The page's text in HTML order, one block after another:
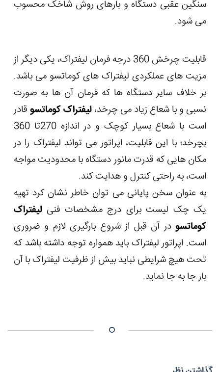
سنگین عقبی دستگاه و بارهای روش شاخک محسوب
می شود.
قابلیت چرخش 360 درجه فرمان لیفتراک، یکی دیگر از
مزیت های عملکردی لیفتراک های کوماتسو می باشد.
بر خلاف سایر دستگاه ها که فرمان آن ها به صورت
نسبی و با شعاع زیاد می چرخد،لیفتراک کوماتسوقادر
است با شعاع بسیار کوچک و در اندازه 270تا 360
بچرخد؛ با این قابلیت، اپراتور می تواند لیفتراک را در
مکان هایی که قدرت مانور دستگاه با محدودیت مواجه
است، به راحتی کنترل و هدایت کند.
به عنوان سخن پایانی می توان خاطر نشان کرد تهیه
یک چک لیست برای درج مشخصات فنی لیفتراک
کوماتسو در آن قبل از شروع بارگیری لازم و ضروری
است. اپراتور لیفتراک باید همواره توجه داشته باشد که
تحت هیچ شرایطی نباید بیش از ظرفیت لیفتراک با آن
بار جا به جا نماید.